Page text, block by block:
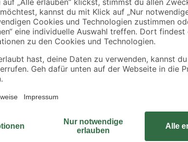
Einsatz
Drei Ablageebenen
oder Etappen – und du
Anzucht planbar und leicht
optimal aus – im
beim Gießen und
enthalten. Perfekt für
kräftigen Jungpflanze. Die
und pflegeleicht. Ein
gesagt: Mehr Pflanzen,
Ebenen nutzt du deinen